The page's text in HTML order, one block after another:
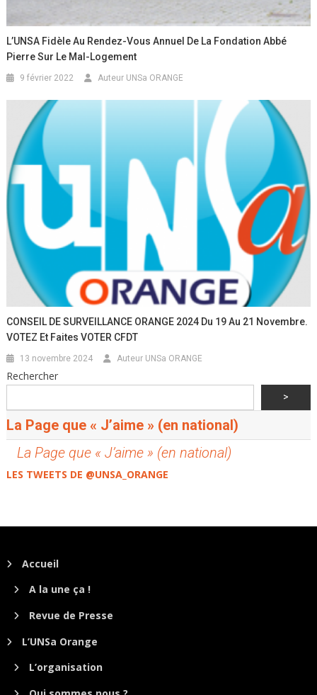
L’UNSA Fidèle Au Rendez-Vous Annuel De La Fondation Abbé
Pierre Sur Le Mal-Logement
9 février 2022 Auteur UNSa ORANGE
CONSEIL DE SURVEILLANCE ORANGE 2024 Du 19 Au 21 Novembre.
VOTEZ Et Faites VOTER CFDT
13 novembre 2024 Auteur UNSa ORANGE
Rechercher
>
La Page que « J’aime » (en national)
La Page que « J’aime » (en national)
LES TWEETS DE @UNSA_ORANGE
Accueil
A la une ça !
Revue de Presse
L’UNSa Orange
L’organisation